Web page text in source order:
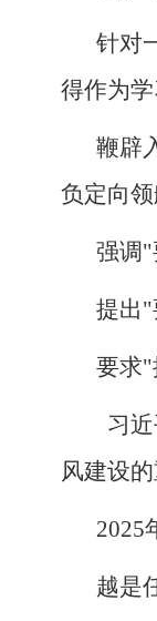
针对
得作为
鞭辟
负定向领
强调"
提出"
要求
习
风建设
2025
越是